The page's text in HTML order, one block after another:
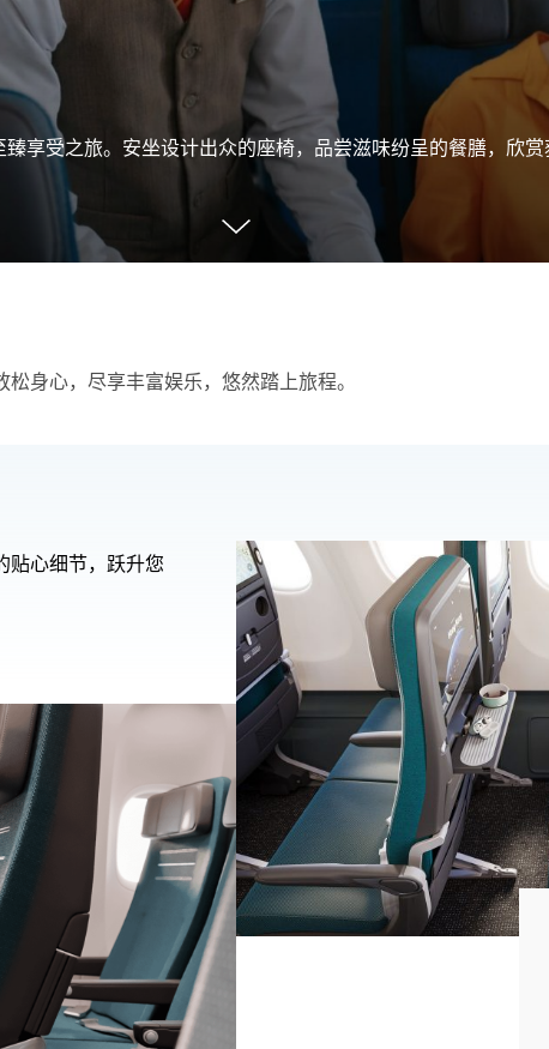
享受之旅。安坐设计出众的座椅，品尝滋味纷呈的餐膳，欣赏
身心，尽享丰富娱乐，悠然踏上旅程。
贴心细节，跃升您